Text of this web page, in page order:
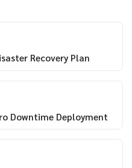
Recovery Plan
Downtime Deployment